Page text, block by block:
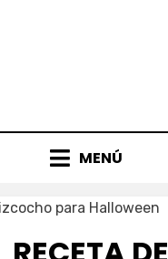
MENÚ